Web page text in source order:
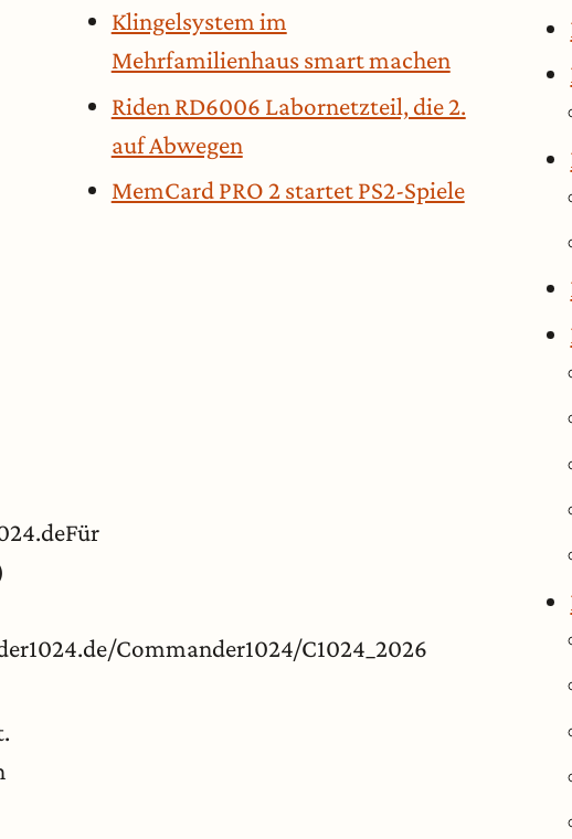
Commander1024/C1024_2026
Klingelsystem im
Mehrfamilienhaus smart machen
Riden RD6006 Labornetzteil, die 2.
auf Abwegen
MemCard PRO 2 startet PS2-Spiele